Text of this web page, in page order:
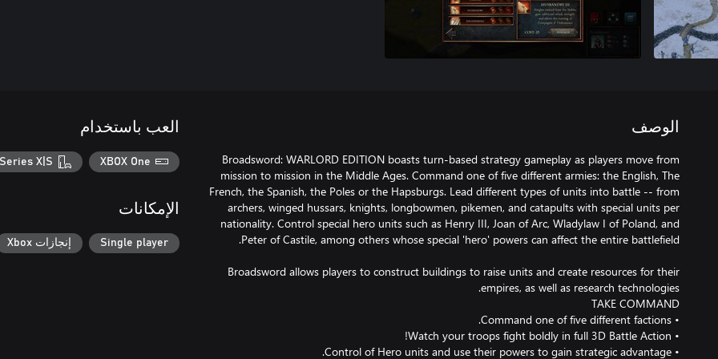
الوصف
Broadsword: WARLORD EDITION boasts turn-based strategy gameplay as players move from
mission to mission in the Middle Ages. Command one of five different armies: the English, The
French, the Spanish, the Poles or the Hapsburgs. Lead different types of units into battle -- from
archers, winged hussars, knights, longbowmen, pikemen, and catapults with special units per
nationality. Control special hero units such as Henry III, Joan of Arc, Wladylaw I of Poland, and
Broadsword allows players to construct buildings to raise units and create resources for their
العب باستخدام
XBOX One
X|S
الإمكانات
Single player إنجازات Xbox